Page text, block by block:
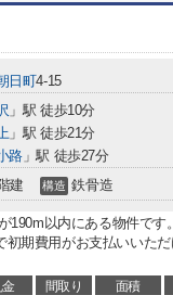
日町4-15
」駅 徒歩10分
」駅 徒歩21分
路」駅 徒歩27分
建 構造 鉄骨造
190m以内にある物件で
初期費用がお支払いいた
間取り 面積